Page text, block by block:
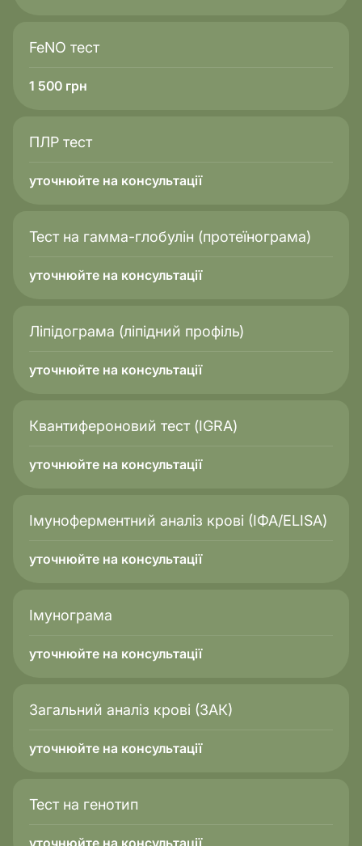
FeNO тест
1 500 грн
ПЛР тест
уточнюйте на консультації
Тест на гамма-глобулін (протеїнограма)
уточнюйте на консультації
Ліпідограма (ліпідний профіль)
уточнюйте на консультації
Квантифероновий тест (IGRA)
уточнюйте на консультації
Імуноферментний аналіз крові (ІФА/ELISA)
уточнюйте на консультації
Імунограма
уточнюйте на консультації
Загальний аналіз крові (ЗАК)
уточнюйте на консультації
Тест на генотип
уточнюйте на консультації